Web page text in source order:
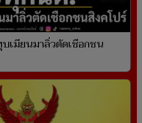
เมียนมาลิ่วตัดเชือกชน